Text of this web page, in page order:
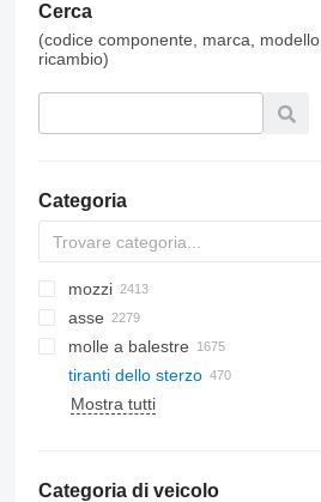
Cerca
(codice componente, marca, modello,
ricambio)
Categoria
mozzi
asse
molle a balestre
tiranti dello sterzo
cingoli di gomma
suole di cingolo
Mostra tutti
Categoria di veicolo